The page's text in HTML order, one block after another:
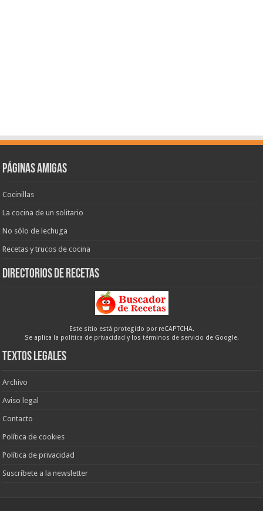
Páginas amigas
Cocinillas
La cocina de un solitario
No sólo de lechuga
Recetas y trucos de cocina
Directorios de recetas
Este sitio está protegido por reCAPTCHA.
Se aplica la política de privacidad y los términos de servicio de Google.
Textos legales
Archivo
Aviso legal
Contacto
Política de cookies
Política de privacidad
Suscríbete a la newsletter